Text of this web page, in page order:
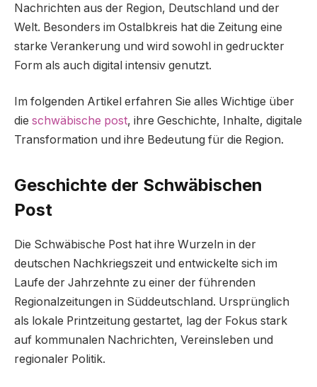
Nachrichten aus der Region, Deutschland und der
Welt. Besonders im Ostalbkreis hat die Zeitung eine
starke Verankerung und wird sowohl in gedruckter
Form als auch digital intensiv genutzt.
Im folgenden Artikel erfahren Sie alles Wichtige über
die schwäbische post, ihre Geschichte, Inhalte, digitale
Transformation und ihre Bedeutung für die Region.
Geschichte der Schwäbischen
Post
Die Schwäbische Post hat ihre Wurzeln in der
deutschen Nachkriegszeit und entwickelte sich im
Laufe der Jahrzehnte zu einer der führenden
Regionalzeitungen in Süddeutschland. Ursprünglich
als lokale Printzeitung gestartet, lag der Fokus stark
auf kommunalen Nachrichten, Vereinsleben und
regionaler Politik.